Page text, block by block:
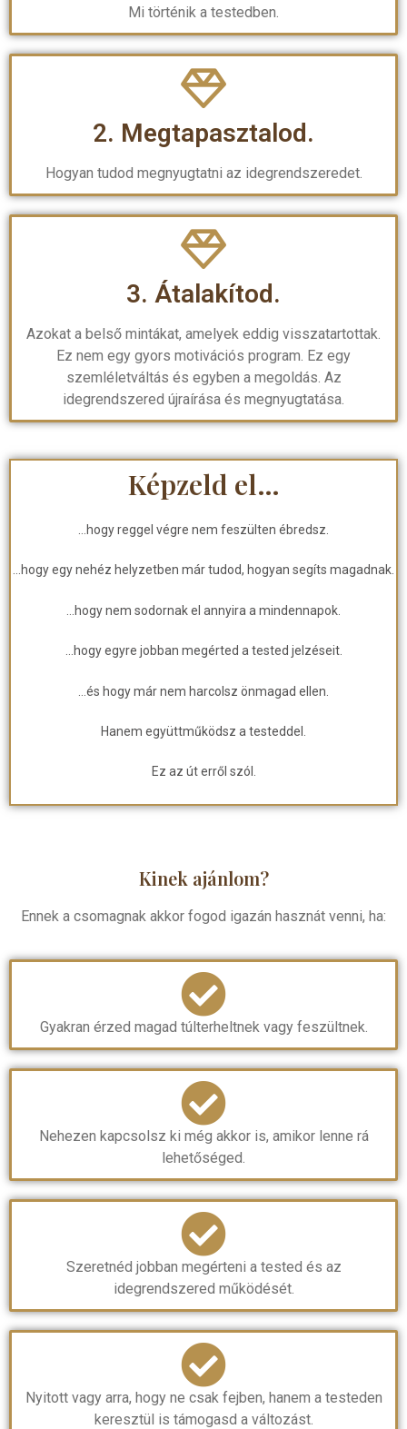
Mi történik a testedben.
2. Megtapasztalod.
Hogyan tudod megnyugtatni az idegrendszeredet.
3. Átalakítod.
Azokat a belső mintákat, amelyek eddig visszatartottak.
Ez nem egy gyors motivációs program. Ez egy
szemléletváltás és egyben a megoldás. Az
idegrendszered újraírása és megnyugtatása.
Képzeld el…
…hogy reggel végre nem feszülten ébredsz.
…hogy egy nehéz helyzetben már tudod, hogyan segíts magadnak.
…hogy nem sodornak el annyira a mindennapok.
…hogy egyre jobban megérted a tested jelzéseit.
…és hogy már nem harcolsz önmagad ellen.
Hanem együttműködsz a testeddel.
Ez az út erről szól.
Kinek ajánlom?
Ennek a csomagnak akkor fogod igazán hasznát venni, ha:
Gyakran érzed magad túlterheltnek vagy feszültnek.
Nehezen kapcsolsz ki még akkor is, amikor lenne rá
lehetőséged.
Szeretnéd jobban megérteni a tested és az
idegrendszered működését.
Nyitott vagy arra, hogy ne csak fejben, hanem a testeden
keresztül is támogasd a változást.